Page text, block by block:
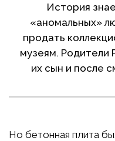
История
«аномальных»
продать
музеям. Родители
их сын и после
Но бетонная плита